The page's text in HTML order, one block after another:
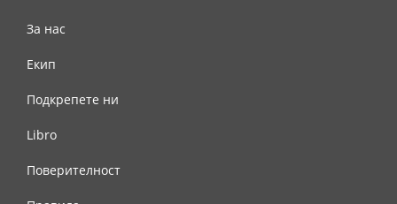
За нас
Екип
Подкрепете ни
Libro
Поверителност